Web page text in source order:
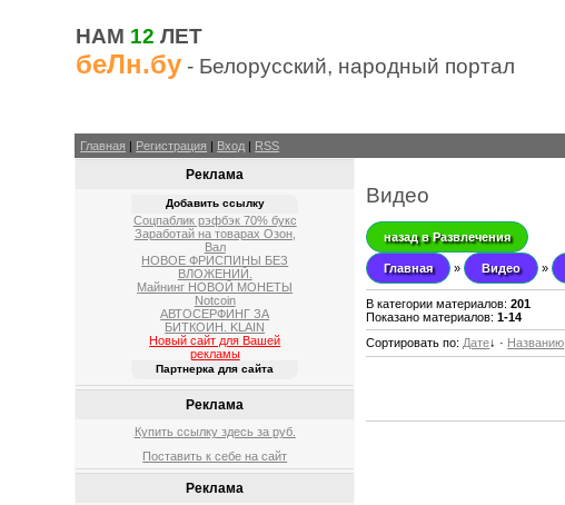
НАМ 12 ЛЕТ
беЛн.бу - Белорусский, народный портал
Главная | Регистрация | Вход | RSS
Реклама
Добавить ссылку
Соцпаблик рэфбэк 70% букс
Заработай на товарах Озон,
Вал
НОВОЕ ФРИСПИНЫ БЕЗ
ВЛОЖЕНИЙ.
Майнинг НОВОЙ МОНЕТЫ
Notcoin
АВТОСЕРФИНГ ЗА
БИТКОИН. KLAIN
Новый сайт для Вашей
рекламы
Партнерка для сайта
Реклама
Купить ссылку здесь за руб.
Поставить к себе на сайт
Реклама
Видео
назад в Развлечения
Главная » Видео »
В категории материалов:201
Показано материалов:1-14
Сортировать по: Дате↓ · Названию